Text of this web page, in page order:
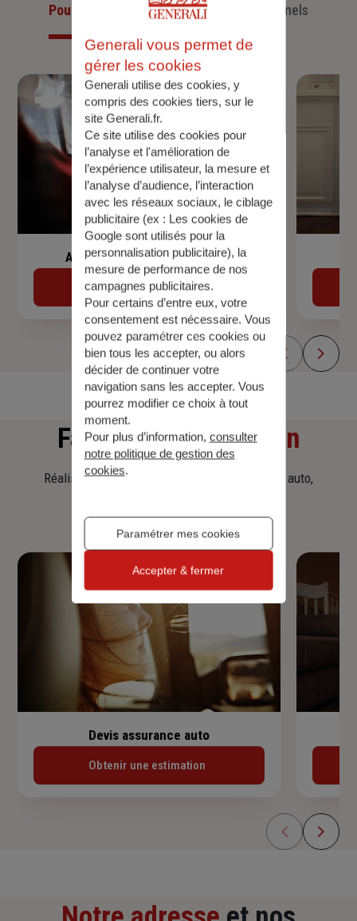
Pour les particuliersPour les professionnels
Assurance de prêt immobilier
Découvrir
Faitesune simulation
Réalisez une simulation tarifaire d'assurance, auto,
Devis assurance auto
Obtenir une estimation
Generali vous permet de
gérer les cookies
Generali utilise des cookies, y
compris des cookies tiers, sur le
site Generali.fr.
Ce site utilise des cookies pour
l’analyse et l'amélioration de
l’expérience utilisateur, la mesure et
l’analyse d’audience, l’interaction
avec les réseaux sociaux, le ciblage
publicitaire (ex : Les cookies de
Google sont utilisés pour la
personnalisation publicitaire), la
mesure de performance de nos
campagnes publicitaires.
Pour certains d’entre eux, votre
consentement est nécessaire. Vous
pouvez paramétrer ces cookies ou
bien tous les accepter, ou alors
décider de continuer votre
navigation sans les accepter. Vous
pourrez modifier ce choix à tout
moment.
Pour plus d’information, consulter
notre politique de gestion des
cookies.
Paramétrer mes cookies
Accepter & fermer